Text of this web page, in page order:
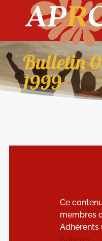
Bulletin
1999
Ce
membres
Adhérents